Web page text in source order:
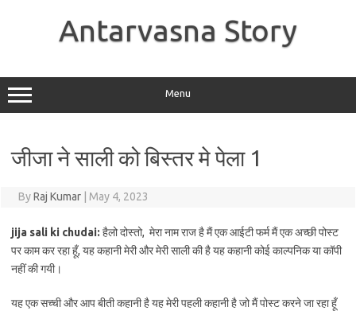
Antarvasna Story
Menu
जीजा ने साली को बिस्तर मे पेला 1
ByRaj Kumar May 4, 2023
jija sali ki chudai: हैलो दोस्तो, मेरा नाम राज है मैं एक आईटी फर्म मैं एक अच्छी पोस्ट
पर काम कर रहा हूँ, यह कहानी मेरी और मेरी साली की है यह कहानी कोई काल्पनिक या कॉपी
नहीं की गयी।
यह एक सच्ची और आप बीती कहानी है यह मेरी पहली कहानी है जो मैं पोस्ट करने जा रहा हूँ